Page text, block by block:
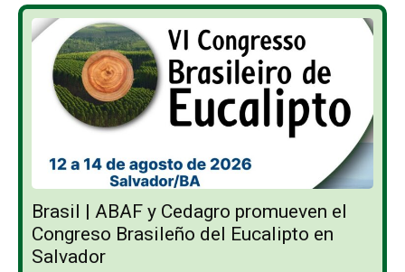
Brasil | ABAF y Cedagro promueven el
Congreso Brasileño del Eucalipto en
Salvador